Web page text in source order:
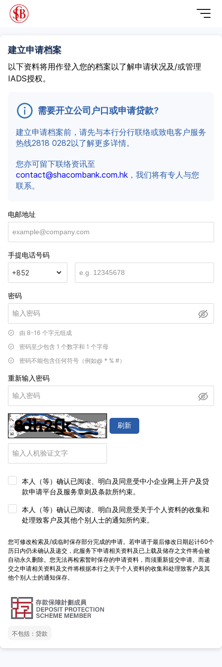
建立申请档案
以下资料将用作登入您的档案以了解申请状况及/或管理
IADS授权。
需要开立公司户口或申请贷款?
建立申请档案前，请先与本行分行联络或致电客户服务
热线2818 0282以了解更多详情。
您亦可留下联络资讯至
contact@shacombank.com.hk ，我们将有专人与您
联系。
电邮地址
手提电话号码
+852
密码
由 8-16 个字元组成
密码至少包含 1 个数字和 1 个字母
密码不能包含任何符号（例如@ * % #）
重新输入密码
刷新
本人（等）确认已阅读、明白及同意受中小企业网上开户及贷
款申请平台及服务章则及条款所约束。
本人（等）确认已阅读、明白及同意受关于个人资料的收集和
处理致客户及其他个别人士的通知所约束。
您可修改检索及/或临时保存部分完成的申请。若申请于最后修改日期起计60个
历日内仍未确认及递交，此服务下申请相关资料及已上载及储存之文件将会被
自动永久删除。您无法再检索暂时保存的申请资料，而须重新提交申请。而递
交之申请相关资料及文件将根据本行之关于个人资料的收集和处理致客户及其
他个别人士的通知保存。
不包括：贷款